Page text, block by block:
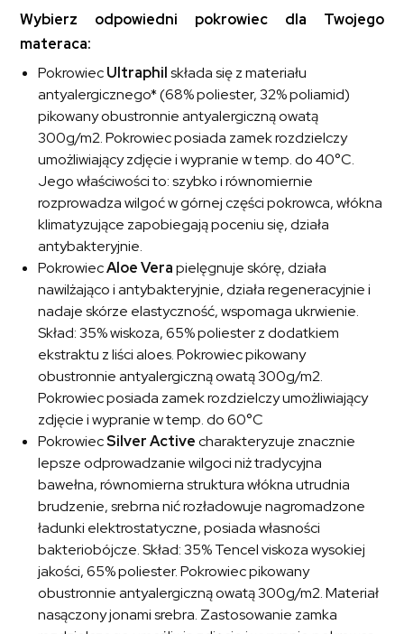
Wybierz odpowiedni pokrowiec dla Twojego
materaca:
PokrowiecUltraphilskłada się z materiału
antyalergicznego* (68% poliester, 32% poliamid)
pikowany obustronnie antyalergiczną owatą
300g/m2. Pokrowiec posiada zamek rozdzielczy
umożliwiający zdjęcie i wypranie w temp. do 40°C.
Jego właściwości to: szybko i równomiernie
rozprowadza wilgoć w górnej części pokrowca, włókna
klimatyzujące zapobiegają poceniu się, działa
antybakteryjnie.
PokrowiecAloe Verapielęgnuje skórę, działa
nawilżająco i antybakteryjnie, działa regeneracyjnie i
nadaje skórze elastyczność, wspomaga ukrwienie.
Skład: 35% wiskoza, 65% poliester z dodatkiem
ekstraktu z liści aloes. Pokrowiec pikowany
obustronnie antyalergiczną owatą 300g/m2.
Pokrowiec posiada zamek rozdzielczy umożliwiający
zdjęcie i wypranie w temp. do 60°C
PokrowiecSilver Activecharakteryzuje znacznie
lepsze odprowadzanie wilgoci niż tradycyjna
bawełna, równomierna struktura włókna utrudnia
brudzenie, srebrna nić rozładowuje nagromadzone
ładunki elektrostatyczne, posiada własności
bakteriobójcze. Skład: 35% Tencel viskoza wysokiej
jakości, 65% poliester. Pokrowiec pikowany
obustronnie antyalergiczną owatą 300g/m2. Materiał
nasączony jonami srebra. Zastosowanie zamka